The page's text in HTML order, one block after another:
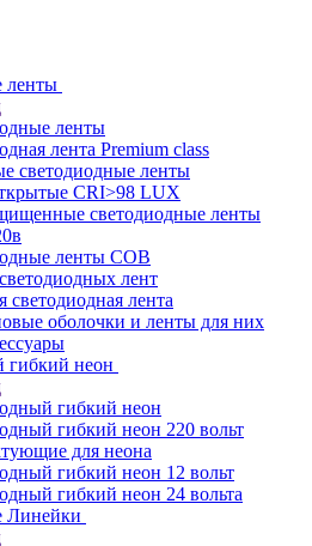
ленты
ленты
лента Premium class
светодиодные ленты
CRI>98 LUX
светодиодные ленты
ленты COB
лент
светодиодная лента
оболочки и ленты для них
гибкий неон
гибкий неон
гибкий неон 220 вольт
для неона
гибкий неон 12 вольт
гибкий неон 24 вольта
Линейки